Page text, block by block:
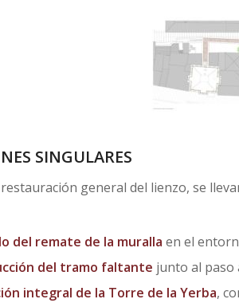
SINGULARES
general del lienzo, se
del remate de la muralla en el
del tramo faltante junto al paso
integral de la Torre de la Yerba,